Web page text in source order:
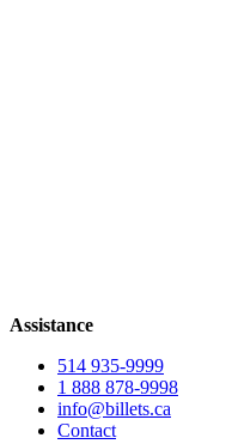
Assistance
514 935-9999
1 888 878-9998
info@billets.ca
Contact